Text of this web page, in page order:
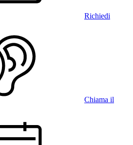
Richiedi
Chiama il